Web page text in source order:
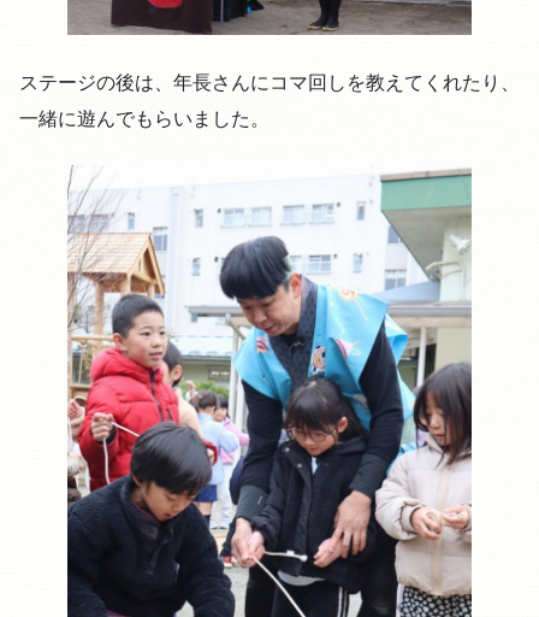
ステージの後は、年長さんにコマ回しを教えてくれたり、
一緒に遊んでもらいました。